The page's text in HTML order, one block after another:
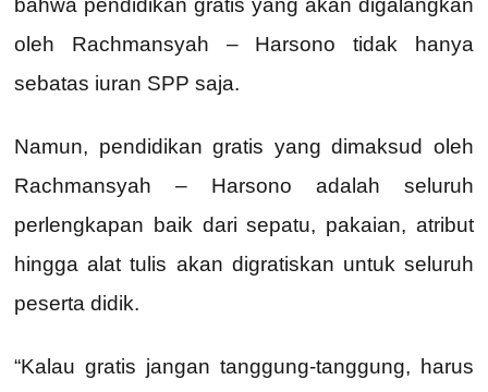
oleh Rachmansyah – Harsono tidak hanya
sebatas iuran SPP saja.
Namun, pendidikan gratis yang dimaksud oleh
Rachmansyah – Harsono adalah seluruh
perlengkapan baik dari sepatu, pakaian, atribut
hingga alat tulis akan digratiskan untuk seluruh
peserta didik.
“Kalau gratis jangan tanggung-tanggung, harus